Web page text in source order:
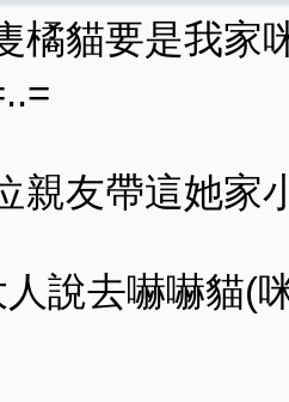
橘貓要是我家
親友帶這她
說去嚇嚇貓(